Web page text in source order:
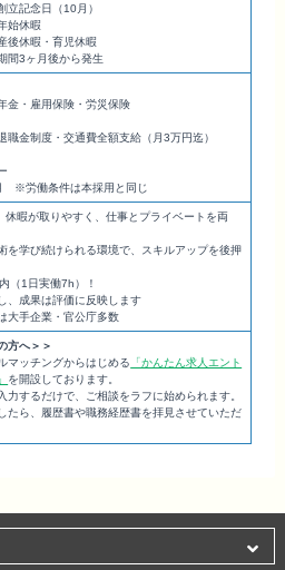
立記念日（10月）
始休暇
後休暇・育児休暇
間3ヶ月後から発生
金・雇用保険・労災保険
職金制度・交通費全額支給（月3万円迄）
※労働条件は本採用と同じ
休暇が取りやすく、仕事とプライベートを両
を学び続けられる環境で、スキルアップを後押
（1日実働7h）！
、成果は評価に反映します
大手企業・官公庁多数
方へ＞＞
マッチングからはじめる
「かんたん求人エント
を開設しております。
力するだけで、ご相談をラフに始められます。
たら、履歴書や職務経歴書を拝見させていただ